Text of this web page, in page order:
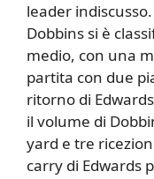
leader
Dobbins si è
medio, con una
partita con due
ritorno di
il volume di
yard e tre
carry di Edwards